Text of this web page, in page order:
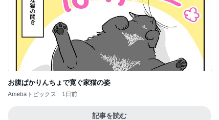
お腹ぱかりんちょで寛ぐ家猫の姿
Amebaトピックス 1日前
記事を読む